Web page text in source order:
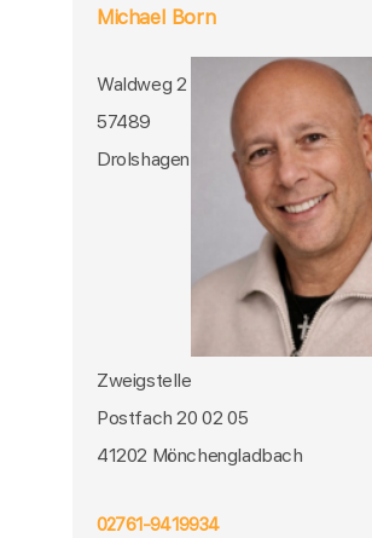
Michael Born
Waldweg 2
57489
Drolshagen
Zweigstelle
Postfach 20 02 05
41202 Mönchengladbach
02761-9419934